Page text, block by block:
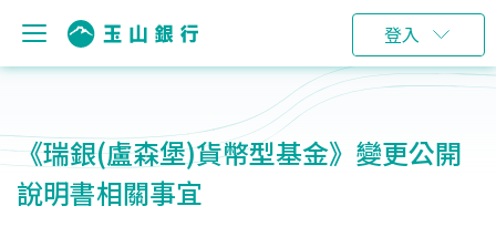
登入
《瑞銀(盧森堡)貨幣型基金》變更公開
說明書相關事宜